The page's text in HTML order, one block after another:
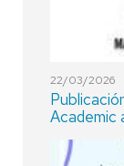
22/03/2026
Academic